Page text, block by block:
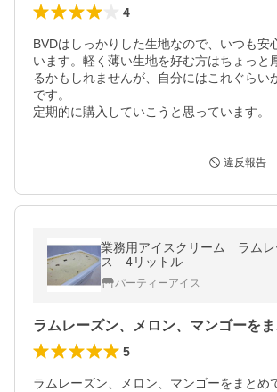
4
BVDはしっかりした生地なので、いつも安
います。軽く薄い生地を好む方はちょっと
るかもしれませんが、自分にはこれぐらい
です。
定期的に購入していこうと思っています。
違反報告
業務用アイスクリーム ラムレ
ス 4リットル
パーティーアイス
ラ
5
ラムレーズン、メロン、マンゴーをまとめ